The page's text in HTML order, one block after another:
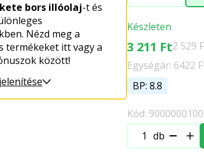
bors illóolaj-t és
Nézd meg a
termékeket itt vagy a
között!
Készleten
3 211 Ft2 529
Egységár: 6422
BP: 8.8
Kód:
db